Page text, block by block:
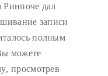
Ринпоче дал
записи
полным
можете
просмотрев